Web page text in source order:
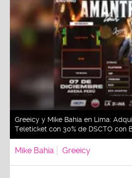
Greeicy y Mike Bahía en Lima:
Teleticket con 30% de DSCTO con
Mike Bahía Greeicy